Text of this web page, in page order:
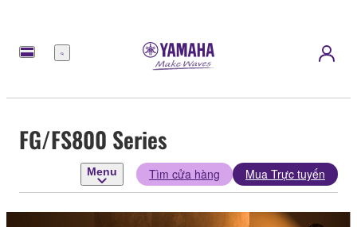
Menu
FG/FS800 Series
Menu Tìm cửa hàng Mua Trực tuyến